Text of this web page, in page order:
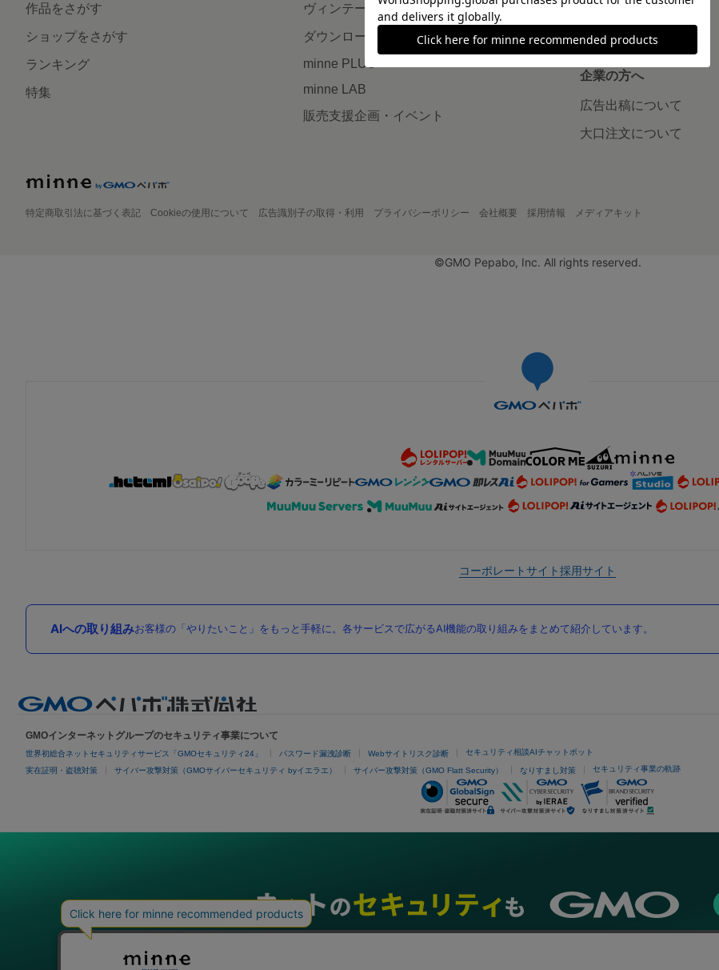
作品をさがす
ショップをさがす
ランキング
特集
ヴィンテージ販売
ダウンロード販売
minne PLUS
minne LAB
販売支援企画・イベント
ニュース
minneの本
企業の方へ
広告出稿について
大口注文について
特定商取引法に基づく表記 Cookieの使用について 広告識別子の取得・利用 プライバシーポリシー 会社概要 採用情報 メディアキット
©GMO Pepabo, Inc. All rights reserved.
コーポレートサイト採用サイト
AIへの取り組みお客様の「やりたいこと」をもっと手軽に。各サービスで広がるAI機能の取り組みをまとめて紹介しています。
GMOインターネットグループのセキュリティ事業について
世界初総合ネットセキュリティサービス「GMOセキュリティ24」 パスワード漏洩診断 Webサイトリスク診断 セキュリティ相談AIチャットボット
実在証明・盗聴対策 サイバー攻撃対策（GMOサイバーセキュリティ byイエラエ） サイバー攻撃対策（GMO Flatt Security） なりすまし対策 セキュリティ事業の軌跡